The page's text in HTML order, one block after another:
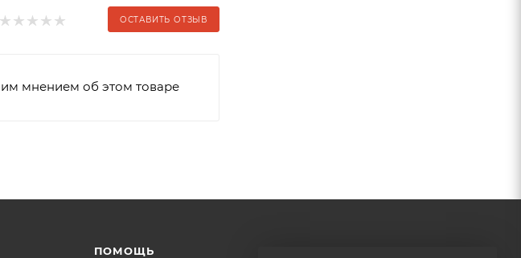
ОСТАВИТЬ ОТЗЫВ
мнением об этом товаре
ПОМОЩЬ